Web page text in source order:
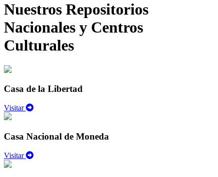
Nuestros Repositorios
Nacionales y Centros
Culturales
Casa de la Libertad
Visitar
Casa Nacional de Moneda
Visitar